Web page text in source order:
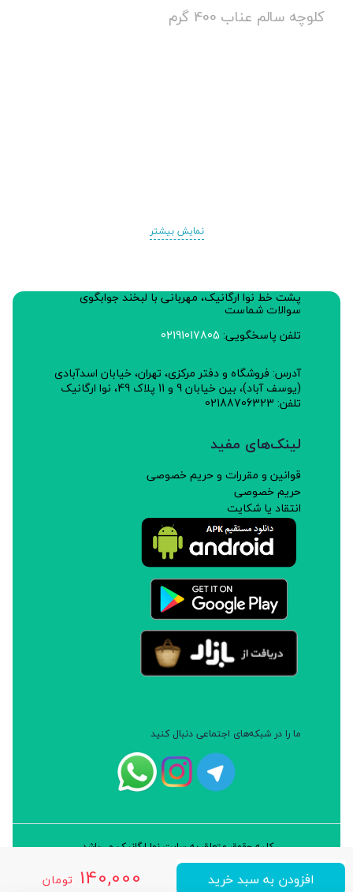
140,000 تومان افزودن به سبد خرید
کلوچه سالم عناب 400 گرم
نمایش بیشتر
پشت خط نوا ارگانیک، مهربانی با لبخند جوابگوی
سوالات شماست
تلفن پاسخگویی: 02191017805
آدرس: فروشگاه و دفتر مرکزی، تهران، خیابان اسدآبادی
(یوسف آباد)، بین خیابان 9 و 11 پلاک 49، نوا ارگانیک
تلفن: 02188706323
لینک‌های مفید
قوانین و مقررات و حریم خصوصی
حریم خصوصی
انتقاد یا شکایت
ما را در شبکه‌های اجتماعی دنبال کنید
کلیه حقوق متعلق به سایت نوا ارگانیک می‌باشد.
طراحی و توسعه: شرکت داده پردازان سورن ایرانیان (نرم افزار سارب)